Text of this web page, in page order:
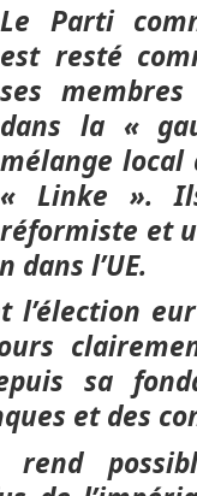
Le Parti
est resté
ses
dans la «
mélange local
« Linke ».
réformiste et
l’UE.
l’élection
sa
et des